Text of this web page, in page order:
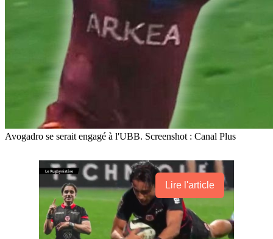
Avogadro se serait engagé à l'UBB. Screenshot : Canal Plus
Lire l'article